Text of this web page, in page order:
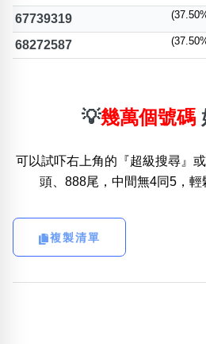
67739319
68272587
💡幾萬個號碼
可以試吓右上角的『超級搜尋』
頭、888尾，中間無4同5，輕
複製清單